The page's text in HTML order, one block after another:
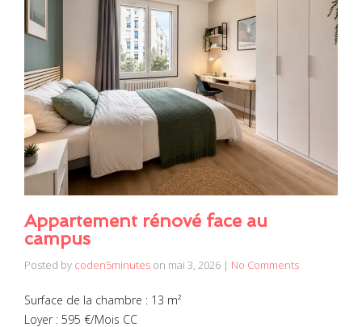
Appartement rénové face au
campus
Posted by coden5minutes on mai 3, 2026 | No Comments
Surface de la chambre : 13 m²
Loyer : 595 €/Mois CC